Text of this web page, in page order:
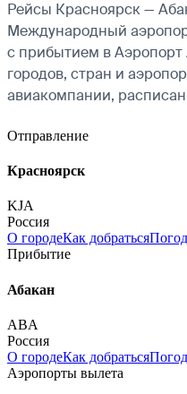
Рейсы Красноярск —
Международный
с прибытием в
городов, стран и
авиакомпании,
Отправление
Красноярск
KJA
Россия
О городеКак добраться
Прибытие
Абакан
ABA
Россия
О городеКак добраться
Аэропорты вылета